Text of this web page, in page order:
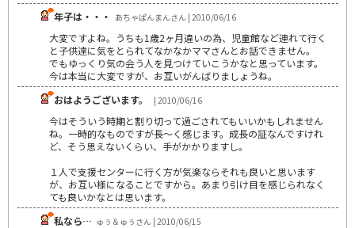
年子は・・・
あちゃぱんまんさん | 2010/06/16
大変ですよね。うちも1歳2ヶ月違いの為、児童館など連れて行く
と子供達に気をとられてなかなかママさんとお話できません。
でもゆっくり気の会う人を見つけていこうかなと思っています。
今は本当に大変ですが、お互いがんばりましょうね。
おはようございます。
| 2010/06/16
今はそういう時期と割り切って過ごされてもいいかもしれません
ね。一時的なものですが長～く感じます。成長の証なんですけれ
ど、そう思えないくらい、手がかかりますし。
１人で支援センターに行く方が気楽ならそれも良いと思います
が、お互い様になることですから。あまり引け目を感じられなく
ても良いかなとは思います。
私なら… ゅぅ＆ゅぅさん | 2010/06/15